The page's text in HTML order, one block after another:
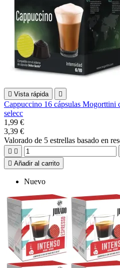
 Vista rápida 
Cappuccino 16 cápsulas Mogorttini
selecc
1,99 €
3,39 €
Valorado de 5 estrellas basado en
 
 Añadir al carrito
Nuevo